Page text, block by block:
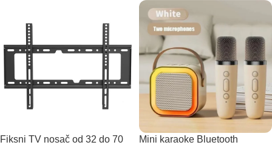
Fiksni TV nosač od 32 do 70
Mini karaoke Bluetooth